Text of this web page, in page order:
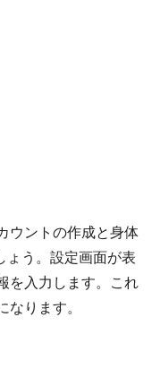
ウントの作成と身体
ょう。設定画面が表
を入力します。これ
ります。